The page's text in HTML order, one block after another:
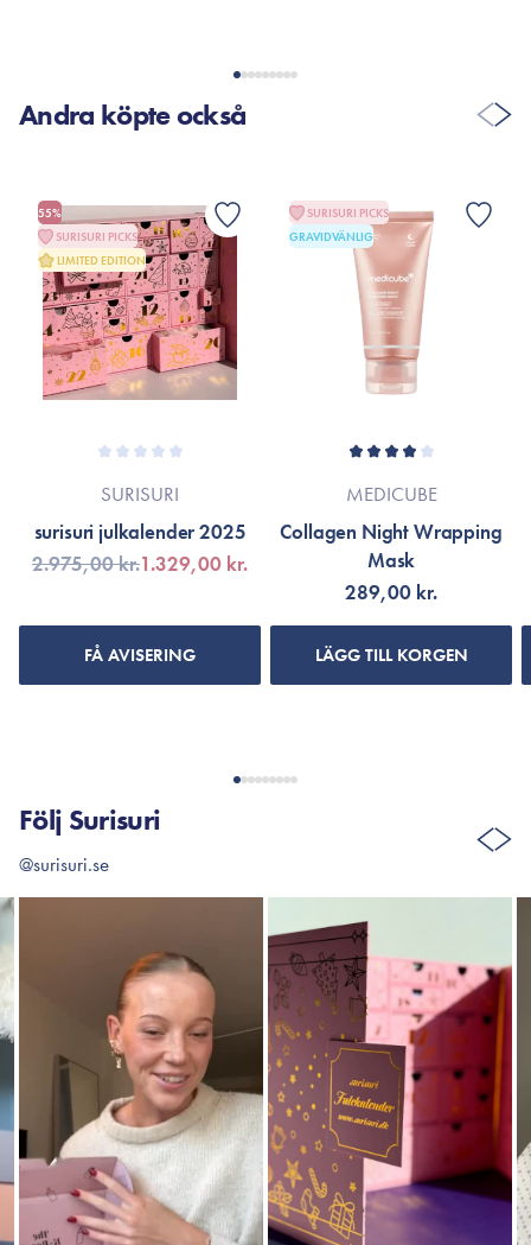
Andra köpte också
55%
SURISURI PICKS
LIMITED EDITION
SURISURI
surisuri julkalender 2025
2.975,00 kr.1.329,00 kr.
FÅ AVISERING
SURISURI PICKS
GRAVIDVÄNLIG
MEDICUBE
Collagen Night Wrapping
Mask
289,00 kr.
LÄGG TILL KORGEN
Följ Surisuri
@surisuri.se